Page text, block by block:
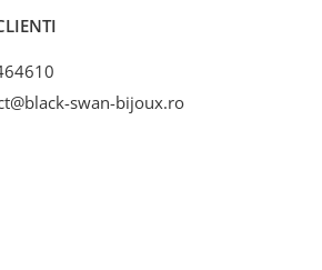
swan-bijoux.ro